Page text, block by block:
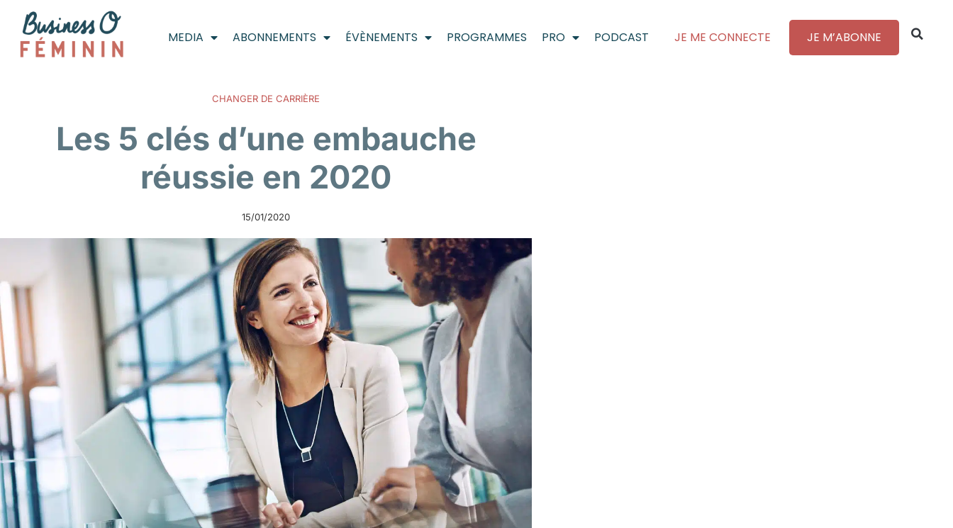
MEDIA ABONNEMENTS ÉVÈNEMENTS PROGRAMMES PRO PODCAST JE ME CONNECTE JE M’ABONNE
CHANGER DE CARRIÈRE
Les 5 clés d’une embauche
réussie en 2020
15/01/2020